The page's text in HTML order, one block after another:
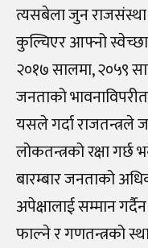
त्यसबेला जुन राजसंस्था
कुल्चिएर आफ्नो
२०१७ सालमा, २०५९
जनताको
यसले गर्दा राजतन्त्रले
लोकतन्त्रको रक्षा गर्छ
बारम्बार जनताको
अपेक्षालाई सम्मान
फाल्ने र गणतन्त्रको